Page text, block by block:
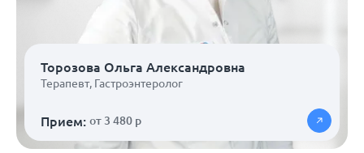
Торозова Ольга Александровна
Терапевт, Гастроэнтеролог
Прием: от 3 480 р